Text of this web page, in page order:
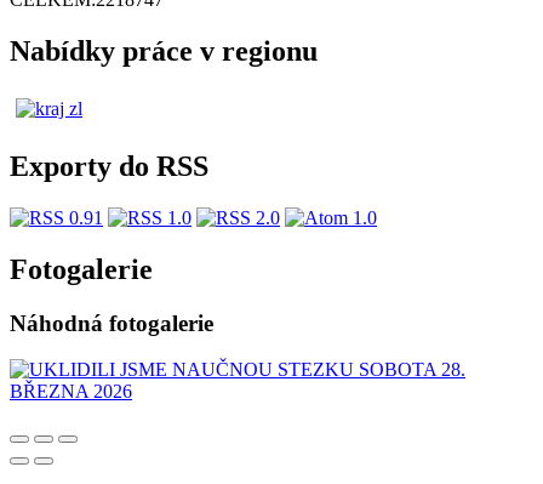
Nabídky práce v regionu
Exporty do RSS
Fotogalerie
Náhodná fotogalerie